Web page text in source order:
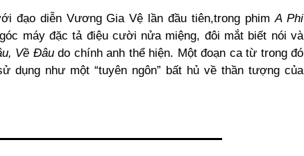
đạo diễn Vương Gia Vệ lần đầu tiên,trong phimA Phi
máy đặc tả điệu cười nửa miệng, đôi mắt biết nói và
Về Đâudo chính anh thể hiện. Một đoạn ca từ trong đó
dụng như một “tuyên ngôn” bất hủ về thần tượng của